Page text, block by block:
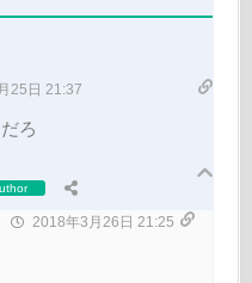
25日 21:37
ろ
2018年3月26日 21:25